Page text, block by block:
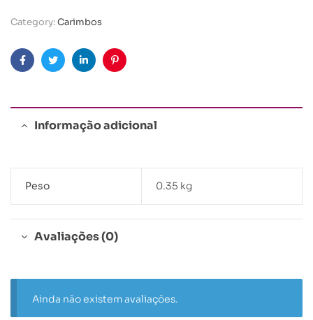
Category:Carimbos
FacebookTwitterLinkedinPinterest
Informação adicional
Peso 0.35 kg
Avaliações (0)
Ainda não existem avaliações.